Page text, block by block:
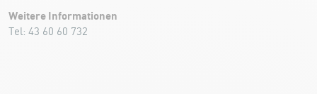
Weitere Informationen
Tel: 43 60 60 732